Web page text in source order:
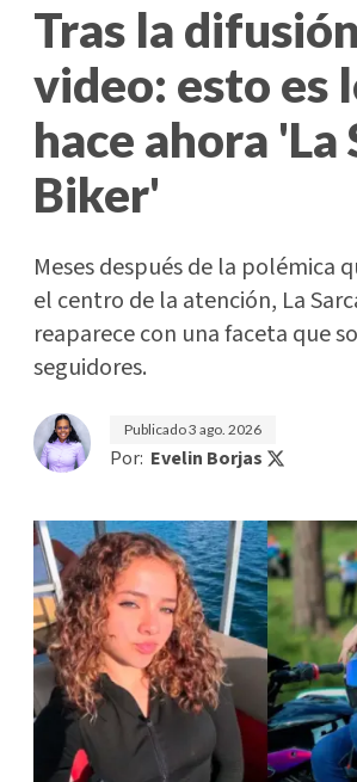
Tras la
video: esto es
hace ahora 'La
Biker'
Meses después de la polémica
el centro de la atención, La
reaparece con una faceta que
seguidores.
Publicado3 ago. 2026
Por: Evelin Borjas